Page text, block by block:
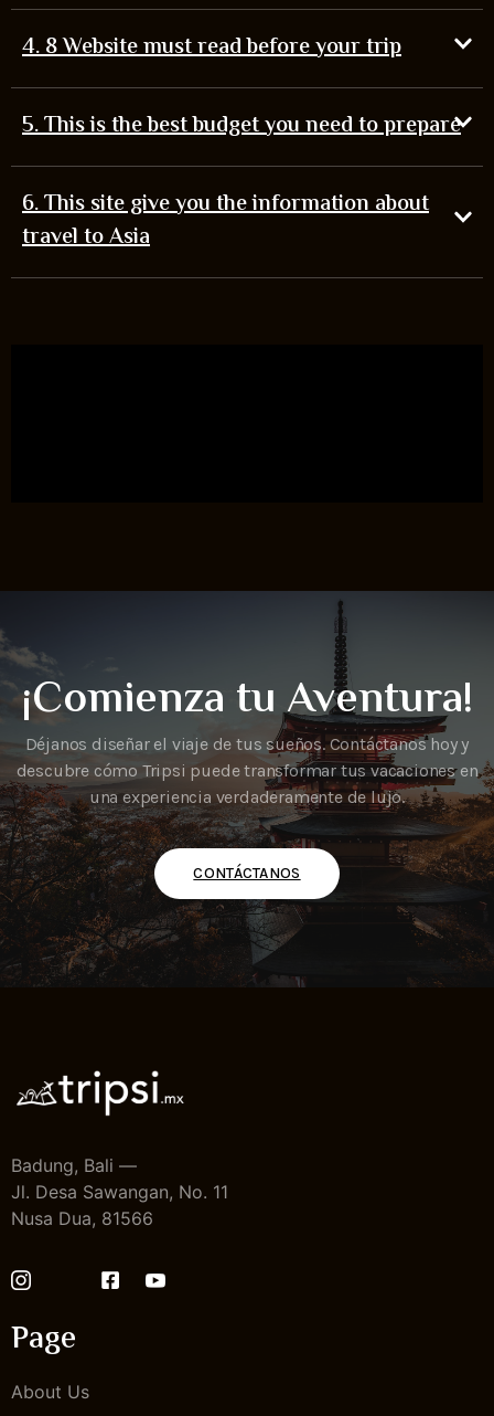
4. 8 Website must read before your trip
5. This is the best budget you need to prepare
6. This site give you the information about
travel to Asia
¡Comienza tu Aventura!
Déjanos diseñar el viaje de tus sueños. Contáctanos hoy y
descubre cómo Tripsi puede transformar tus vacaciones en
una experiencia verdaderamente de lujo.
CONTÁCTANOS
Badung, Bali —
Jl. Desa Sawangan, No. 11
Nusa Dua, 81566
Page
About Us